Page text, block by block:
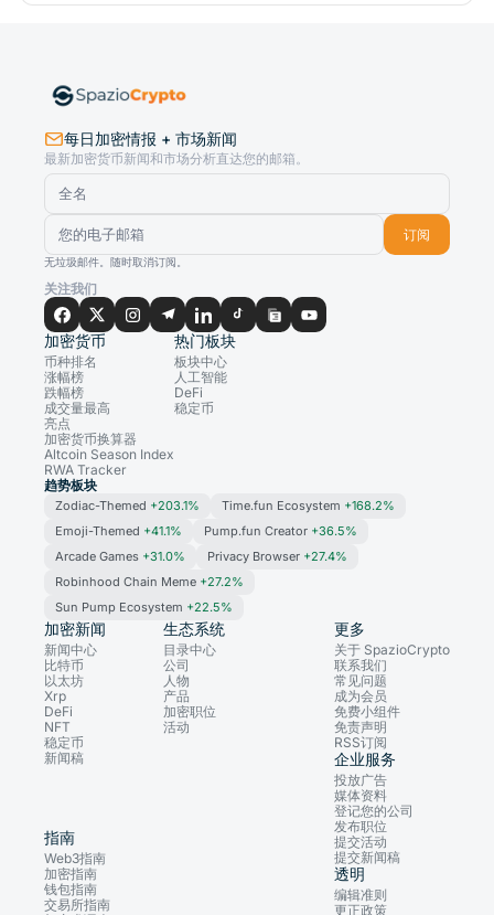
每日加密情报 + 市场新闻
最新加密货币新闻和市场分析直达您的邮箱。
订阅
无垃圾邮件。随时取消订阅。
关注我们
加密货币
币种排名
涨幅榜
跌幅榜
成交量最高
亮点
加密货币换算器
Altcoin Season Index
RWA Tracker
热门板块
板块中心
人工智能
DeFi
稳定币
趋势板块
Zodiac-Themed +203.1% Time.fun Ecosystem +168.2%
Emoji-Themed +41.1% Pump.fun Creator +36.5%
Arcade Games +31.0% Privacy Browser +27.4%
Robinhood Chain Meme +27.2%
Sun Pump Ecosystem +22.5%
加密新闻
新闻中心
比特币
以太坊
Xrp
DeFi
NFT
稳定币
新闻稿
生态系统
目录中心
公司
人物
产品
加密职位
活动
指南
Web3指南
加密指南
钱包指南
交易所指南
更多
关于 SpazioCrypto
联系我们
常见问题
成为会员
免费小组件
免责声明
RSS订阅
企业服务
投放广告
媒体资料
登记您的公司
发布职位
提交活动
提交新闻稿
透明
编辑准则
更正政策